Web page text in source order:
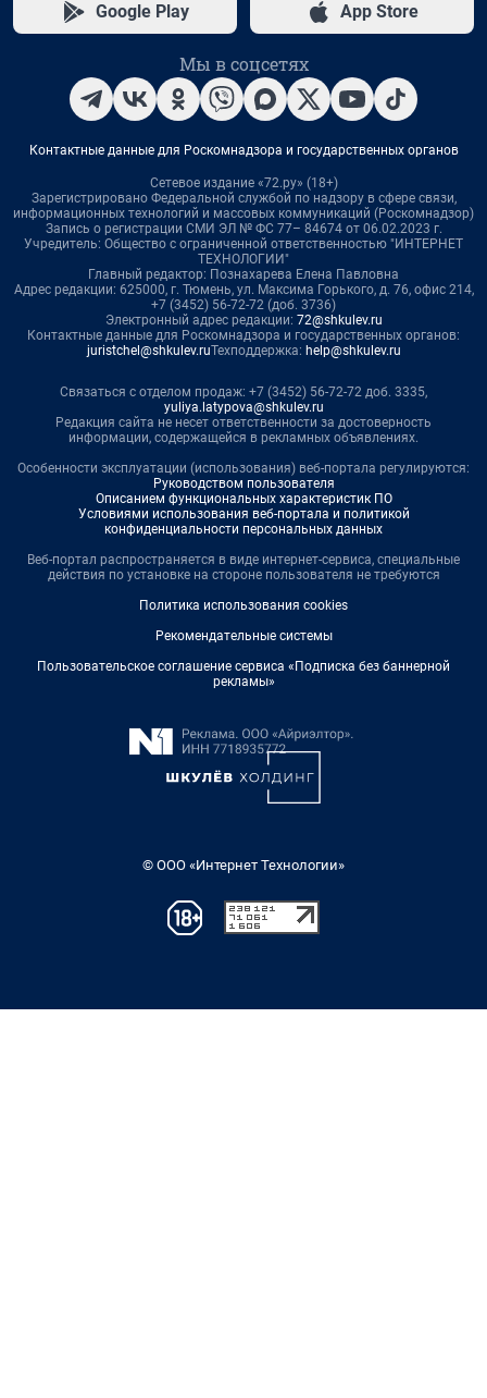
Google Play App Store
Мы в соцсетях
Контактные данные для Роскомнадзора и государственных органов
Сетевое издание «72.ру» (18+)
Зарегистрировано Федеральной службой по надзору в сфере связи,
информационных технологий и массовых коммуникаций (Роскомнадзор)
Запись о регистрации СМИ ЭЛ № ФС 77– 84674 от 06.02.2023 г.
Учредитель: Общество с ограниченной ответственностью "ИНТЕРНЕТ
ТЕХНОЛОГИИ"
Главный редактор: Познахарева Елена Павловна
Адрес редакции: 625000, г. Тюмень, ул. Максима Горького, д. 76, офис 214,
+7 (3452) 56-72-72 (доб. 3736)
Электронный адрес редакции: 72@shkulev.ru
Контактные данные для Роскомнадзора и государственных органов:
juristchel@shkulev.ruТехподдержка: help@shkulev.ru
Связаться с отделом продаж: +7 (3452) 56-72-72 доб. 3335,
yuliya.latypova@shkulev.ru
Редакция сайта не несет ответственности за достоверность
информации, содержащейся в рекламных объявлениях.
Особенности эксплуатации (использования) веб-портала регулируются:
Руководством пользователя
Описанием функциональных характеристик ПО
Условиями использования веб-портала и политикой
конфиденциальности персональных данных
Веб-портал распространяется в виде интернет-сервиса, специальные
действия по установке на стороне пользователя не требуются
Политика использования cookies
Рекомендательные системы
Пользовательское соглашение сервиса «Подписка без баннерной
рекламы»
© ООО «Интернет Технологии»